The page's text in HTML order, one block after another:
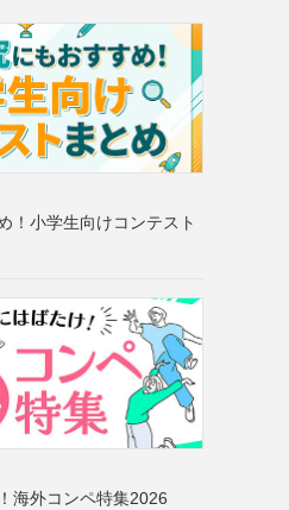
！小学生向けコンテスト
海外コンペ特集2026